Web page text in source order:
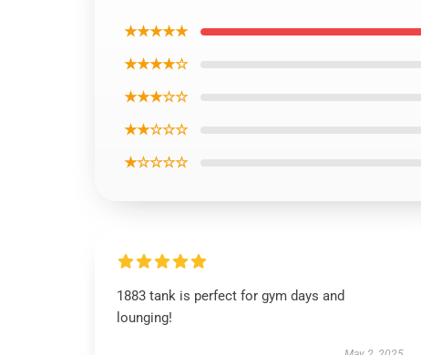
★★★★★
★★★★☆
★★★☆☆
★★☆☆☆
★☆☆☆☆
1883 tank is perfect for gym days and
lounging!